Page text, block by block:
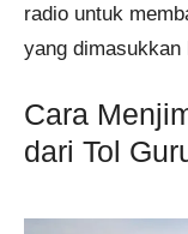
radio untuk
yang
Cara
dari Tol